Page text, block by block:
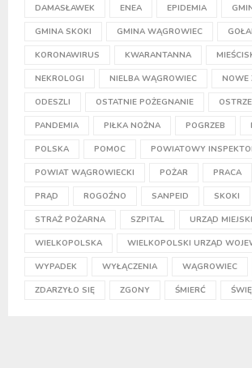
DAMASŁAWEK ENEA EPIDEMIA
GMINA SKOKI GMINA WĄGROWIEC
KORONAWIRUS KWARANTANNA
NEKROLOGI NIELBA WĄGROWIEC NOWE
ODESZLI OSTATNIE POŻEGNANIE
PANDEMIA PIŁKA NOŻNA POGRZEB
POLSKA POMOC POWIATOWY
POWIAT WĄGROWIECKI POŻAR PRACA
PRĄD ROGOŹNO SANPEID SKOKI
STRAŻ POŻARNA SZPITAL URZĄD MIEJSKI
WIELKOPOLSKA WIELKOPOLSKI URZĄD
WYPADEK WYŁĄCZENIA WĄGROWIEC
ZDARZYŁO SIĘ ZGONY ŚMIERĆ